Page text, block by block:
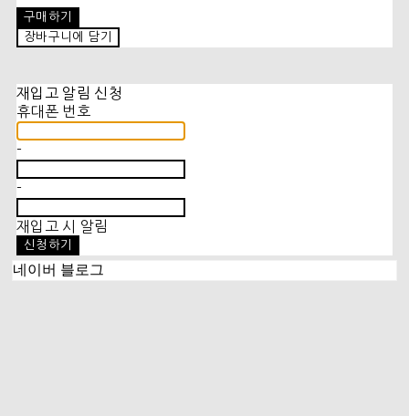
구매하기
장바구니에 담기
재입고 알림 신청
휴대폰 번호
-
-
재입고 시 알림
신청하기
네이버 블로그